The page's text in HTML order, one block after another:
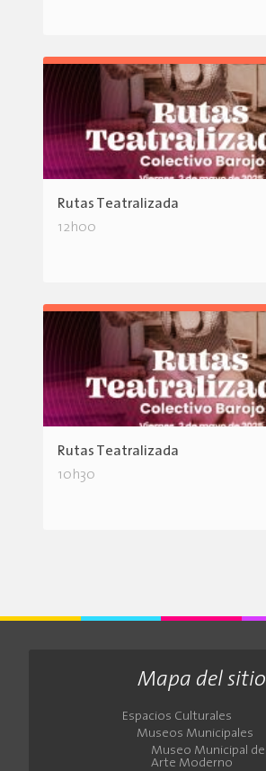
Rutas Teatralizada
12h00
Rutas Teatralizada
10h30
Mapa del sitio
Espacios Culturales
Museos Municipales
Museo Municipal de
Arte Moderno